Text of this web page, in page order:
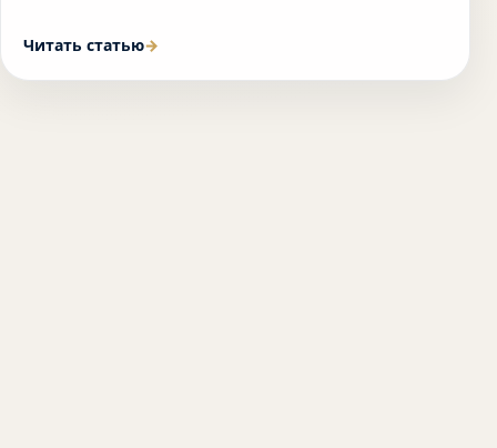
Читать статью